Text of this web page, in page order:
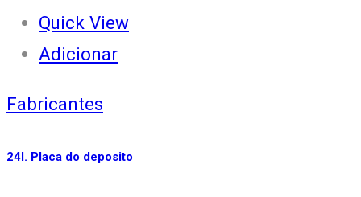
Quick View
Adicionar
Fabricantes
24I. Placa do deposito